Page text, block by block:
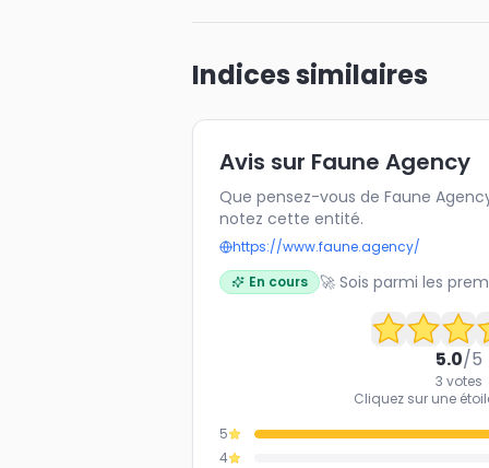
Indices similaires
Avis sur Faune Agency
Que pensez-vous de Faune
notez cette entité.
https://www.faune.agency/
En cours
🚀 Sois parmi les
5.0/5
3 votes
Cliquez sur une
5
4